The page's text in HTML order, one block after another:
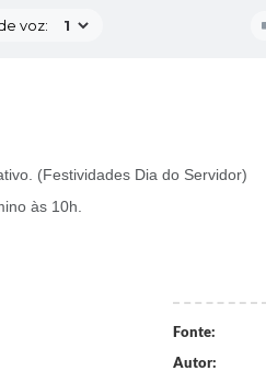
voz:
(Festividades Dia do Servidor)
às 10h.
Fonte:
Autor: